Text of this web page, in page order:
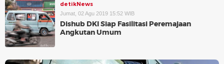
detikNews
Jumat, 02 Agu 2019 15:52 WIB
Dishub DKI Siap Fasilitasi Peremajaan
Angkutan Umum